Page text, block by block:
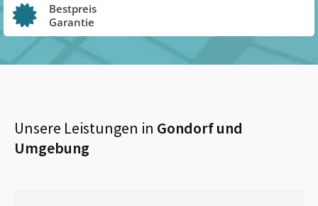
Bestpreis
Garantie
Unsere Leistungen in Gondorfund
Umgebung